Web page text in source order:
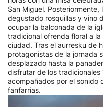
San Miguel. Posteriormente,
degustado rosquillas y vino
ocupar la balconada de la
tradicional ofrenda floral a la
ciudad. Tras el aurresku de
protagonistas de la jornada
desplazado hasta la
disfrutar de los tradicionales
acompañados por el sonido
fanfarrias.